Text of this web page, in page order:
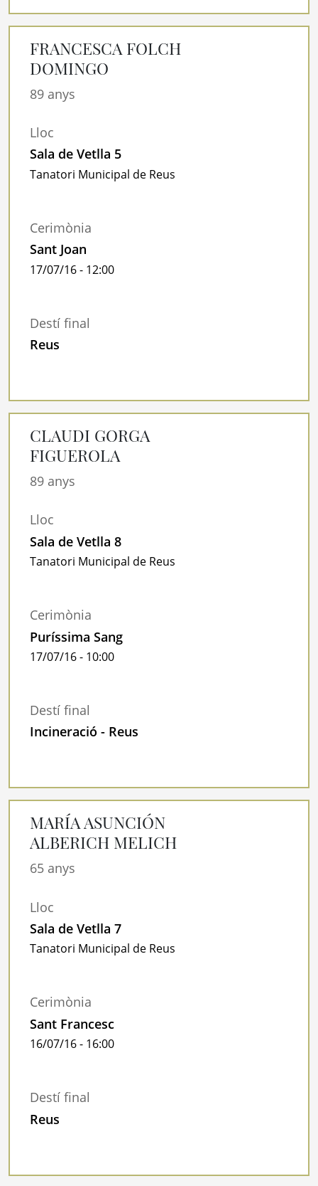
FRANCESCA FOLCH
DOMINGO
89 anys
Lloc
Sala de Vetlla 5
Tanatori Municipal de Reus
Cerimònia
Sant Joan
17/07/16 - 12:00
Destí final
Reus
CLAUDI GORGA
FIGUEROLA
89 anys
Lloc
Sala de Vetlla 8
Tanatori Municipal de Reus
Cerimònia
Puríssima Sang
17/07/16 - 10:00
Destí final
Incineració - Reus
MARÍA ASUNCIÓN
ALBERICH MELICH
65 anys
Lloc
Sala de Vetlla 7
Tanatori Municipal de Reus
Cerimònia
Sant Francesc
16/07/16 - 16:00
Destí final
Reus